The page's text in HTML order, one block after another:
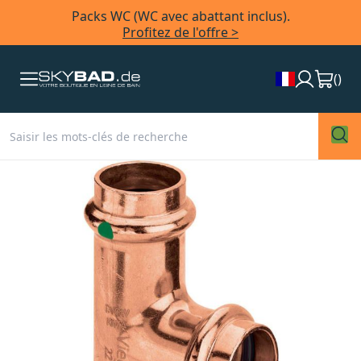
Packs WC (WC avec abattant inclus).
Profitez de l'offre >
()